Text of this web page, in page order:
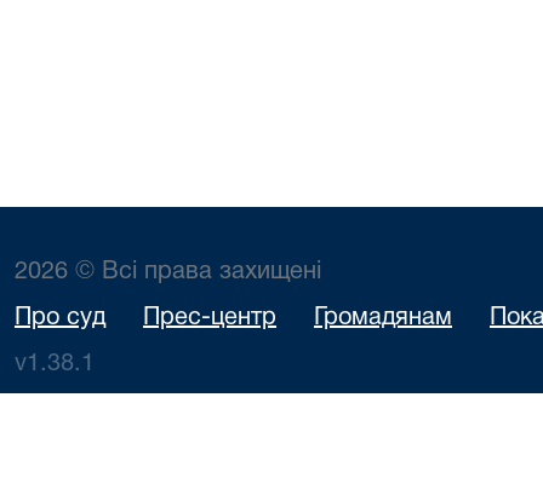
2026 © Всі права захищені
Про суд Прес-центр Громадянам
v1.38.1